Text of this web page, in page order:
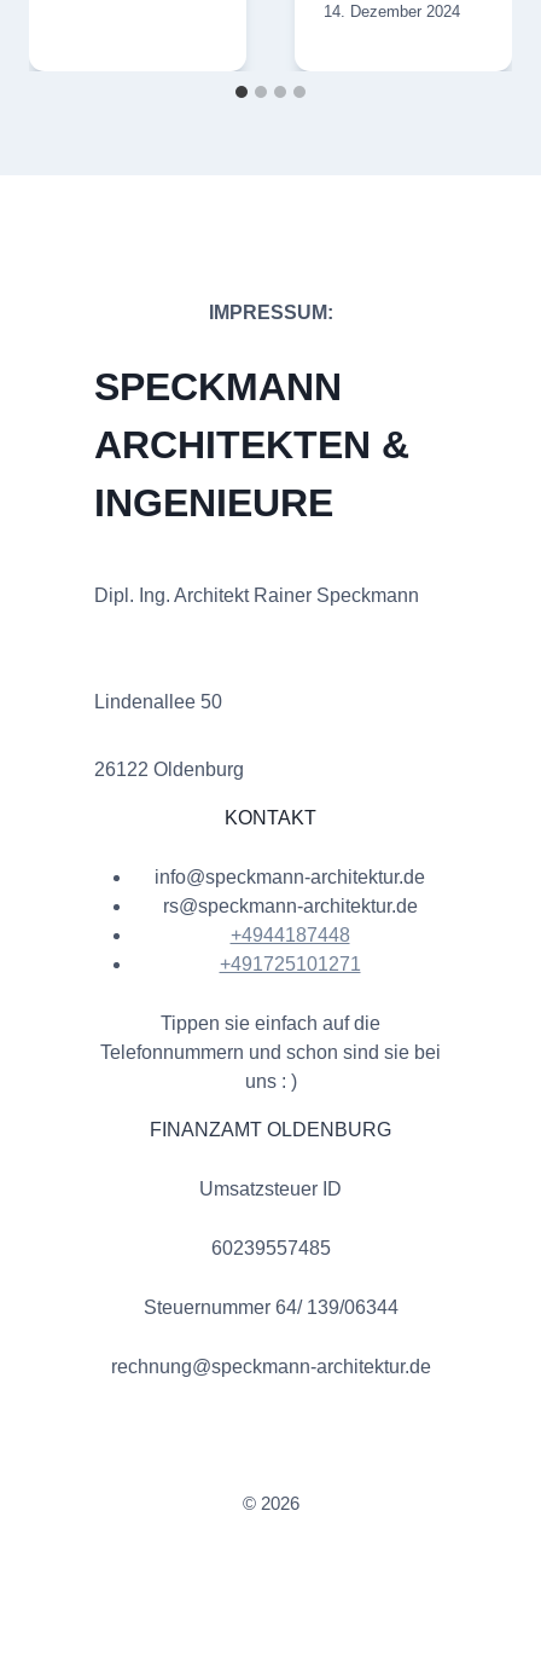
14. Dezember 2024
IMPRESSUM:
SPECKMANN
ARCHITEKTEN &
INGENIEURE
Dipl. Ing. Architekt Rainer Speckmann
Lindenallee 50
26122 Oldenburg
KONTAKT
info@speckmann-architektur.de
rs@speckmann-architektur.de
+4944187448
+491725101271
Tippen sie einfach auf die
Telefonnummern und schon sind sie bei
uns : )
FINANZAMT OLDENBURG
Umsatzsteuer ID
60239557485
Steuernummer 64/ 139/06344
rechnung@speckmann-architektur.de
© 2026